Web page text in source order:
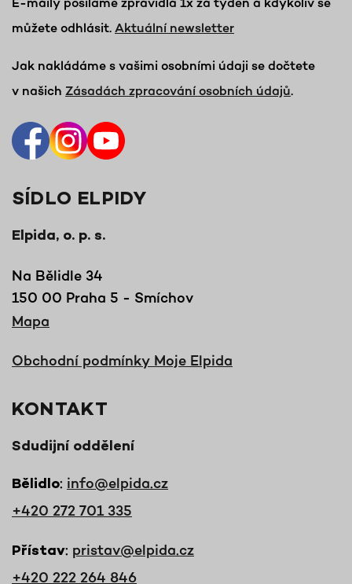
můžete odhlásit. Aktuální newsletter
Jak nakládáme s vašimi osobními údaji se dočtete
v našich Zásadách zpracování osobních údajů.
SÍDLO ELPIDY
Elpida, o. p. s.
Na Bělidle 34
150 00 Praha 5 - Smíchov
Mapa
Obchodní podmínky Moje Elpida
KONTAKT
Sdudijní oddělení
Bělidlo: info@elpida.cz
+420 272 701 335
Přístav: pristav@elpida.cz
+420 222 264 846